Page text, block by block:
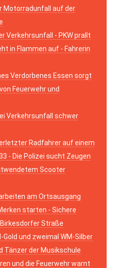
Motorradunfall auf der
Verkehrsunfall - PKW prallt
in Flammen auf - Fahrerin
Verdorbenes Essen sorgt
Feuerwehr und
Verkehrsunfall schwer
Radfahrer auf einem
- Die Polizei sucht Zeugen
Scooter
am Ortsausgang
starten - Sichere
Straße
Gold und zweimal WM-Silber
Tänzer der Musikschule
und die Feuerwehr warnt